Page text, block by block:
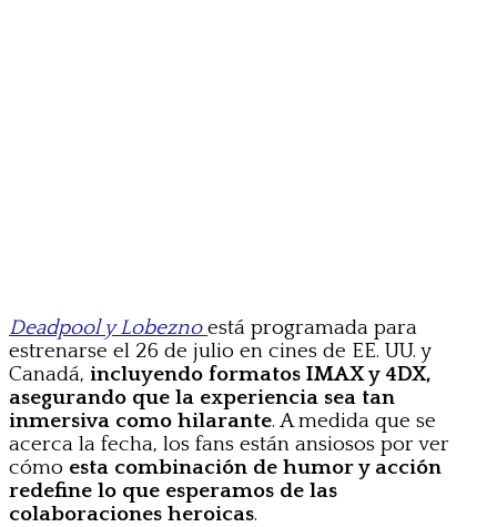
Deadpool y Lobezno está programada para
estrenarse el 26 de julio en cines de EE. UU. y
Canadá, incluyendo formatos IMAX y 4DX,
asegurando que la experiencia sea tan
inmersiva como hilarante. A medida que se
acerca la fecha, los fans están ansiosos por ver
cómo esta combinación de humor y acción
redefine lo que esperamos de las
colaboraciones heroicas.